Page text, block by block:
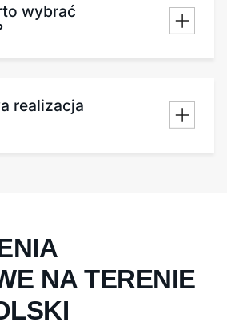
wybrać
realizacja
NA TERENIE